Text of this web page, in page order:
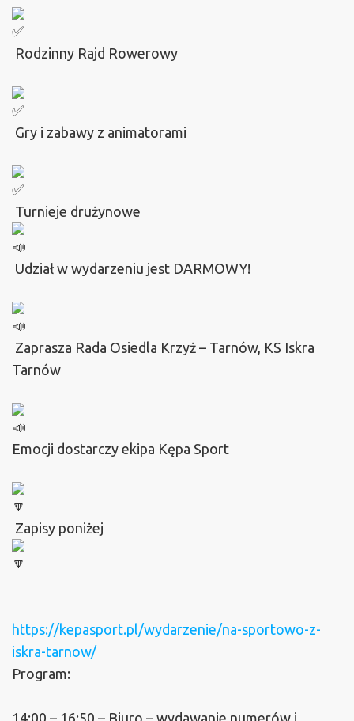
Rodzinny Rajd Rowerowy
Gry i zabawy z animatorami
Turnieje drużynowe
Udział w wydarzeniu jest DARMOWY!
Zaprasza Rada Osiedla Krzyż – Tarnów, KS Iskra
Tarnów
Emocji dostarczy ekipa Kępa Sport
Zapisy poniżej
https://kepasport.pl/wydarzenie/na-sportowo-z-
iskra-tarnow/
Program:
14:00 – 16:50 – Biuro – wydawanie numerów i